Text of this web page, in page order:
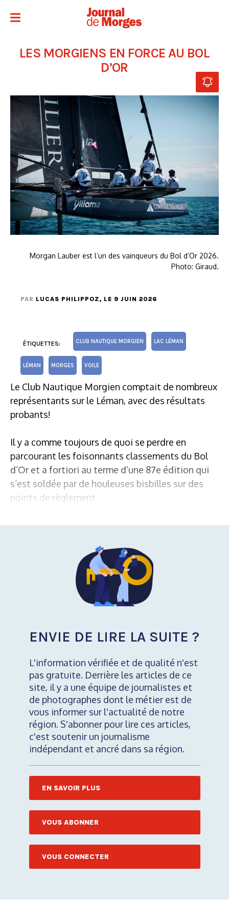
LES MORGIENS EN FORCE AU BOL
D’OR
Morgan Lauber est l’un des vainqueurs du Bol d’Or 2026.
Photo: Giraud.
PAR LUCAS PHILIPPOZ, LE 9 JUIN 2026
ÉTIQUETTES: CLUB NAUTIQUE MORGIEN LAC LÉMAN
LÉMAN MORGES VOILE
Le Club Nautique Morgien comptait de nombreux
représentants sur le Léman, avec des résultats
probants!
Il y a comme toujours de quoi se perdre en
parcourant les foisonnants classements du Bol
d’Or et a fortiori au terme d’une 87e édition qui
s’est soldée par de houleuses bisbilles sur des
points de règlement
ENVIE DE LIRE LA SUITE ?
L'information vérifiée et de qualité n'est
pas gratuite. Derrière les articles de ce
site, il y a une équipe de journalistes et
de photographes dont le métier est de
vous informer sur l'actualité de notre
région. S'abonner pour lire ces articles,
c'est soutenir un journalisme
indépendant et ancré dans sa région.
EN SAVOIR PLUS
VOUS ABONNER
VOUS CONNECTER